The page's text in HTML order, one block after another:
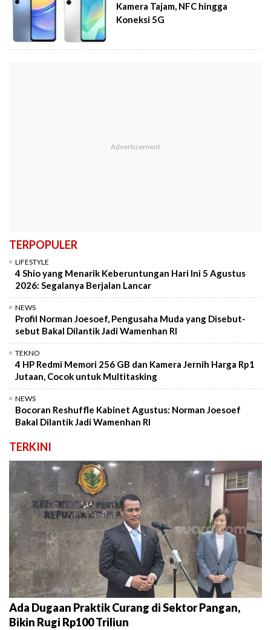
Kamera Tajam, NFC hingga
Koneksi 5G
TERPOPULER
LIFESTYLE
4 Shio yang Menarik Keberuntungan Hari Ini 5 Agustus
2026: Segalanya Berjalan Lancar
NEWS
Profil Norman Joesoef, Pengusaha Muda yang Disebut-
sebut Bakal Dilantik Jadi Wamenhan RI
TEKNO
4 HP Redmi Memori 256 GB dan Kamera Jernih Harga Rp1
Jutaan, Cocok untuk Multitasking
NEWS
Bocoran Reshuffle Kabinet Agustus: Norman Joesoef
Bakal Dilantik Jadi Wamenhan RI
TERKINI
Ada Dugaan Praktik Curang di Sektor Pangan,
Bikin Rugi Rp100 Triliun